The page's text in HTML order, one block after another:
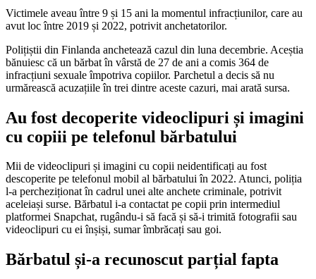
Victimele aveau între 9 și 15 ani la momentul infracțiunilor, care au
avut loc între 2019 și 2022, potrivit anchetatorilor.
Polițiștii din Finlanda anchetează cazul din luna decembrie. Aceștia
bănuiesc că un bărbat în vârstă de 27 de ani a comis 364 de
infracțiuni sexuale împotriva copiilor. Parchetul a decis să nu
urmărească acuzațiile în trei dintre aceste cazuri, mai arată sursa.
Au fost decoperite videoclipuri și imagini
cu copiii pe telefonul bărbatului
Mii de videoclipuri și imagini cu copii neidentificați au fost
descoperite pe telefonul mobil al bărbatului în 2022. Atunci, poliția
l-a percheziționat în cadrul unei alte anchete criminale, potrivit
aceleiași surse. Bărbatul i-a contactat pe copii prin intermediul
platformei Snapchat, rugându-i să facă și să-i trimită fotografii sau
videoclipuri cu ei înșiși, sumar îmbrăcați sau goi.
Bărbatul și-a recunoscut parțial fapta